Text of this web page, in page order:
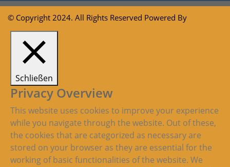
© Copyright 2024. All Rights Reserved Powered By
Schließen
Privacy Overview
This website uses cookies to improve your experience
while you navigate through the website. Out of these,
the cookies that are categorized as necessary are
stored on your browser as they are essential for the
working of basic functionalities of the website. We